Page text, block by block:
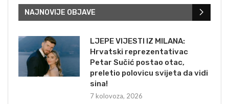
NAJNOVIJE OBJAVE
LJEPE VIJESTI IZ MILANA:
Hrvatski reprezentativac
Petar Sučić postao otac,
preletio polovicu svijeta da vidi
sina!
7 kolovoza, 2026